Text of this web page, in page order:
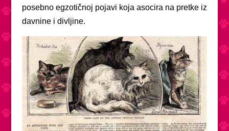
posebno egzotičnoj pojavi koja asocira na pretke iz
davnine i divljine.